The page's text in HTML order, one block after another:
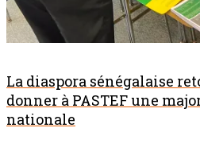
La diaspora sénégalaise
donner à PASTEF une
nationale